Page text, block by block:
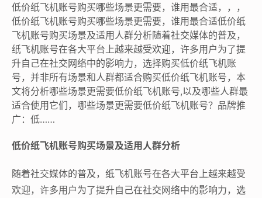
低价纸飞机账号购买哪些场景更需要，谁用最合适，，，
低价纸飞机账号购买哪些场景更需要，谁用最合适低价纸
飞机账号购买场景及适用人群分析随着社交媒体的普及，
纸飞机账号在各大平台上越来越受欢迎，许多用户为了提
升自己在社交网络中的影响力，选择购买低价纸飞机账
号，并非所有场景和人群都适合购买低价纸飞机账号，本
文将分析哪些场景更需要低价纸飞机账号,以及哪些人群最
适合使用它们，哪些场景更需要低价纸飞机账号？品牌推
广：低……
低价纸飞机账号购买场景及适用人群分析
随着社交媒体的普及，纸飞机账号在各大平台上越来越受
欢迎，许多用户为了提升自己在社交网络中的影响力，选